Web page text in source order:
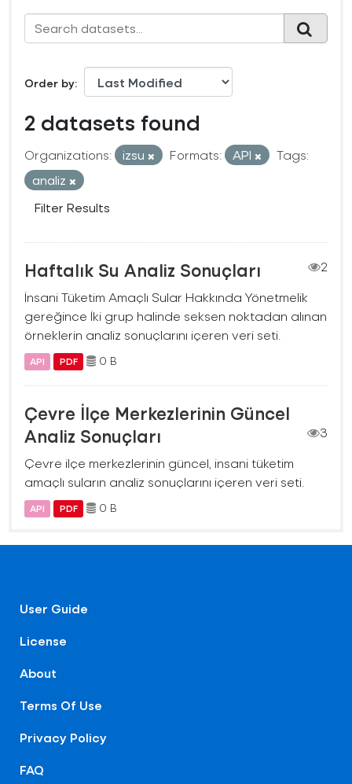
Order by
2 datasets found
Organizations: izsu Formats: API
Tags:
analiz
Filter Results
Haftalık Su Analiz Sonuçları
2
İnsani Tüketim Amaçlı Sular Hakkında Yönetmelik
gereğince İki grup halinde seksen noktadan alınan
örneklerin analiz sonuçlarını içeren veri seti.
API PDF 0 B
Çevre İlçe Merkezlerinin Güncel
Analiz Sonuçları
3
Çevre ilçe merkezlerinin güncel, insani tüketim
amaçlı suların analiz sonuçlarını içeren veri seti.
API PDF 0 B
User Guide
License
About
Terms Of Use
Privacy Policy
FAQ